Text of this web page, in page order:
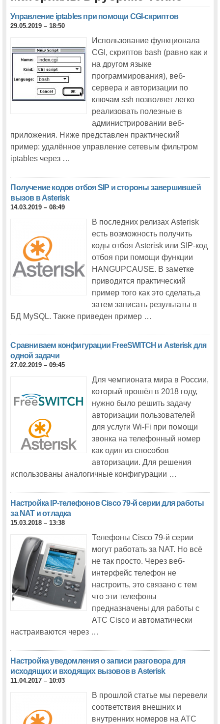
«Облачные вычисления»
Компания RRC примет участие в московской Cisco Expo-2011
Cisco Connect 2014
Впервые в программу московской Cisco Connect включен поток
Еще одно новшество московской Cisco Connect: поток «Сервисная
рынка на московской Cisco Connect 2014
На московской Cisco Connect 2014 будут представлены новые
На московской Cisco Connect 2014 расскажут о современных
контакт-центрах
Один из 14 тематических потоков московской Cisco Connect 2014
будет посвящен инфраструктуре корпоративной сети
Опубликована программа московской Cisco Connect 2014
Поток «Беспроводные сети» будет проведен во второй день работы
московской Cisco Connect 2014
Технологии Cisco для совместной работы на московской Cisco
Connect 2014
19 ноября состоится виртуальный день Cisco Expo для участников
программы Cisco Expo Learning Club
За месяц до начала московская Cisco Expo-2012 установила
Московская Cisco Expo повторила собственный рекорд по
количеству спонсоров и продолжает бить рекорды по числу
медиапартнеров
В программу Cisco Connect 2015 будет включён поток
«Инфраструктура корпоративных сетей»
Все об интернете вещей можно будет узнать на Cisco Connect 2015
На Cisco Connect – 2015 расскажут расскажут о новинках,
тенденциях и примерах внедрения решений для операторов связи
На московской конференции Cisco Connect 2015 центрам обработки
данных будет посвящен отдельный поток
2960-Plus, 2960-X и 3850
Участники Cisco Connect 2015 узнают как построить эффективный
Контакт-центр
Управление iptables при помощи CGI-скриптов
29.05.2019 – 18:50
Использование функционала
CGI, скриптов bash (равно как и
на другом языке
программирования), веб-
сервера и авторизации по
ключам ssh позволяет легко
реализовать полезные в
администрировании веб-
приложения. Ниже представлен практический
пример: удалённое управление сетевым фильтром
iptables через …
Получение кодов отбоя SIP и стороны завершившей
вызов в Asterisk
14.03.2019 – 08:49
В последних релизах Asterisk
есть возможность получить
коды отбоя Asterisk или SIP-код
отбоя при помощи функции
HANGUPCAUSE. В заметке
приводится практический
пример того как это сделать,а
затем записать результаты в
БД MySQL. Также приведен пример …
Сравниваем конфигурации FreeSWITCH и Asterisk для
одной задачи
27.02.2019 – 09:45
Для чемпионата мира в России,
который прошёл в 2018 году,
нужно было решить задачу
авторизации пользователей
для услуги Wi-Fi при помощи
звонка на телефонный номер
как один из способов
авторизации. Для решения
использованы аналогичные конфигурации …
Настройка IP-телефонов Cisco 79-й серии для работы
за NAT и отладка
15.03.2018 – 13:38
Телефоны Cisco 79-й серии
могут работать за NAT. Но всё
не так просто. Через веб-
интерфейс телефон не
настроить, это связано с тем
что эти телефоны
предназначены для работы с
АТС Cisco и автоматически
настраиваются через …
Настройка уведомления о записи разговора для
исходящих и входящих вызовов в Asterisk
11.04.2017 – 10:03
В прошлой статье мы перевели
соответствия внешних и
внутренних номеров на АТС